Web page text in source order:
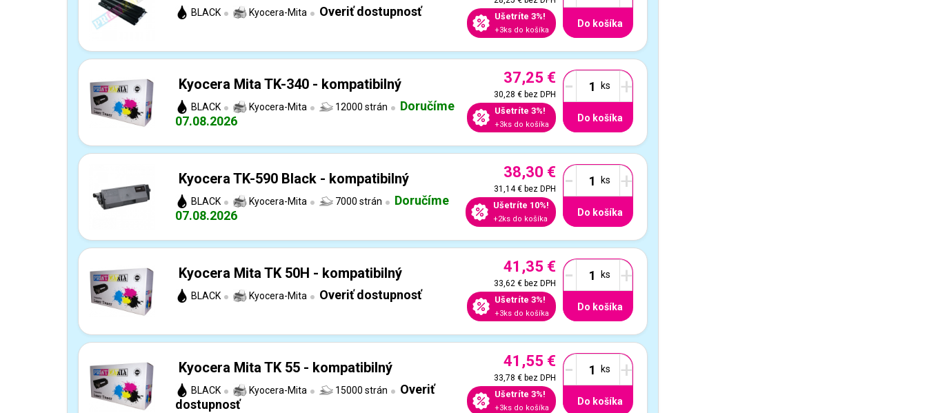
BLACK Kyocera-Mita Overiť dostupnosť Ušetríte 3%!
+3ks do košíka
Do košíka
Kyocera Mita TK-340 - kompatibilný
BLACK Kyocera-Mita 12000 strán
Doručíme
07.08.2026
37,25 €
30,28 €bez DPH
Ušetríte 3%!
+3ks do košíka
- +
Do košíka
Kyocera TK-590 Black - kompatibilný
BLACK Kyocera-Mita 7000 strán
Doručíme
07.08.2026
38,30 €
31,14 €bez DPH
Ušetríte 10%!
+2ks do košíka
- +
Do košíka
Kyocera Mita TK 50H - kompatibilný
BLACK Kyocera-Mita Overiť dostupnosť
41,35 €
33,62 €bez DPH
Ušetríte 3%!
+3ks do košíka
- +
Do košíka
Kyocera Mita TK 55 - kompatibilný
BLACK Kyocera-Mita 15000 strán
Overiť
dostupnosť
41,55 €
33,78 €bez DPH
Ušetríte 3%!
+3ks do košíka
- +
Do košíka